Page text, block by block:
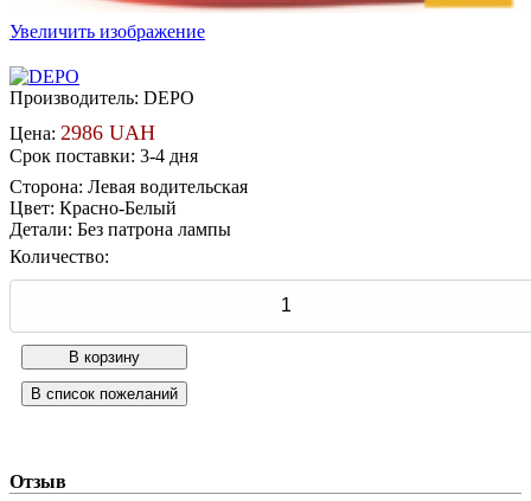
Увеличить изображение
Производитель: DEPO
Цена: 2986 UAH
Срок поставки: 3-4 дня
Сторона: Левая водительская
Цвет: Красно-Белый
Детали: Без патрона лампы
Количество:
Отзыв